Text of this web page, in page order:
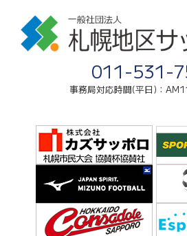
011-531-
事務局対応時間(平日)：